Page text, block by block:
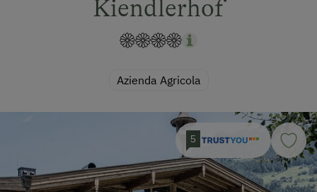
Kiendlerhof
Azienda Agricola
5